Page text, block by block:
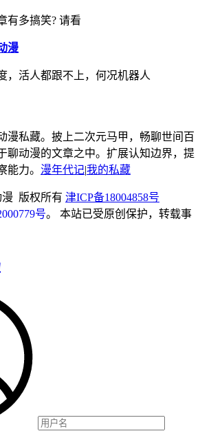
有多搞笑? 请看
漫
，活人都跟不上，何况机器人
漫私藏。披上二次元马甲，畅聊世间百
聊动漫的文章之中。扩展认知边界，提
能力。 漫年代记|我的私藏
版权所有 津ICP备18004858号
号。 本站已受原创保护，转载事